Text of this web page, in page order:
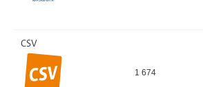
CSV
1 674